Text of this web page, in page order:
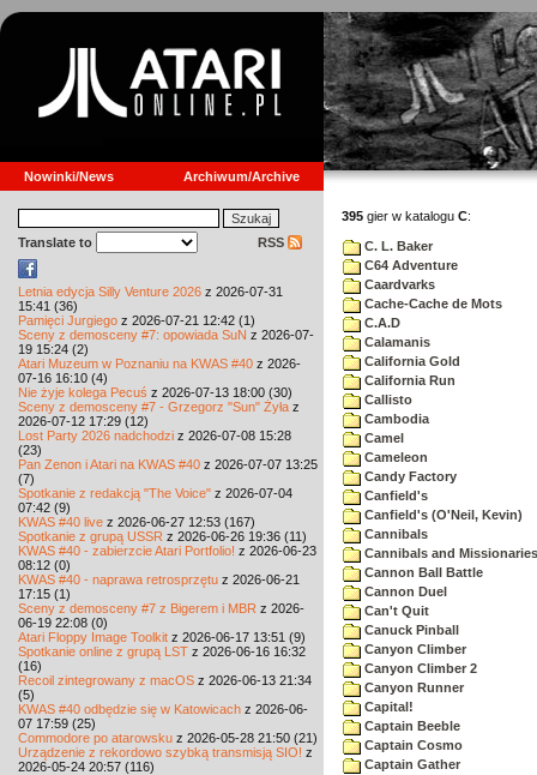
Nowinki/News Archiwum/Archive
Translate to RSS
Letnia edycja Silly Venture 2026 z 2026-07-31
15:41 (36)
Pamięci Jurgiego z 2026-07-21 12:42 (1)
Sceny z demosceny #7: opowiada SuN z 2026-07-
19 15:24 (2)
Atari Muzeum w Poznaniu na KWAS #40 z 2026-
07-16 16:10 (4)
Nie żyje kolega Pecuś z 2026-07-13 18:00 (30)
Sceny z demosceny #7 - Grzegorz "Sun" Żyła z
2026-07-12 17:29 (12)
Lost Party 2026 nadchodzi z 2026-07-08 15:28
(23)
Pan Zenon i Atari na KWAS #40 z 2026-07-07 13:25
(7)
Spotkanie z redakcją "The Voice" z 2026-07-04
07:42 (9)
KWAS #40 live z 2026-06-27 12:53 (167)
Spotkanie z grupą USSR z 2026-06-26 19:36 (11)
KWAS #40 - zabierzcie Atari Portfolio! z 2026-06-23
08:12 (0)
KWAS #40 - naprawa retrosprzętu z 2026-06-21
17:15 (1)
Sceny z demosceny #7 z Bigerem i MBR z 2026-
06-19 22:08 (0)
Atari Floppy Image Toolkit z 2026-06-17 13:51 (9)
Spotkanie online z grupą LST z 2026-06-16 16:32
(16)
Recoil zintegrowany z macOS z 2026-06-13 21:34
(5)
KWAS #40 odbędzie się w Katowicach z 2026-06-
07 17:59 (25)
Commodore po atarowsku z 2026-05-28 21:50 (21)
Urządzenie z rekordowo szybką transmisją SIO! z
2026-05-24 20:57 (116)
395 gier w katalogu C:
C. L. Baker
C64 Adventure
Caardvarks
Cache-Cache de Mots
C.A.D
Calamanis
California Gold
California Run
Callisto
Cambodia
Camel
Cameleon
Candy Factory
Canfield's
Canfield's (O'Neil, Kevin)
Cannibals
Cannibals and Missionaries
Cannon Ball Battle
Cannon Duel
Can't Quit
Canuck Pinball
Canyon Climber
Canyon Climber 2
Canyon Runner
Capital!
Captain Beeble
Captain Cosmo
Captain Gather